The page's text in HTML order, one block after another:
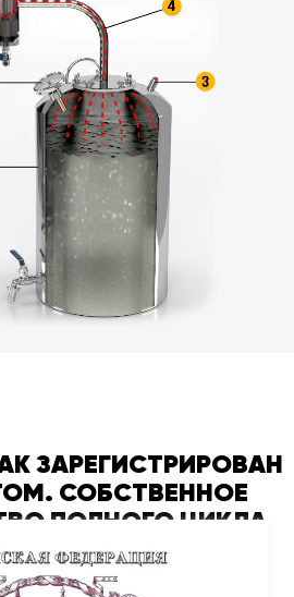
ЗАРЕГИСТРИРОВАН
СОБСТВЕННОЕ
ПОЛНОГО ЦИКЛА